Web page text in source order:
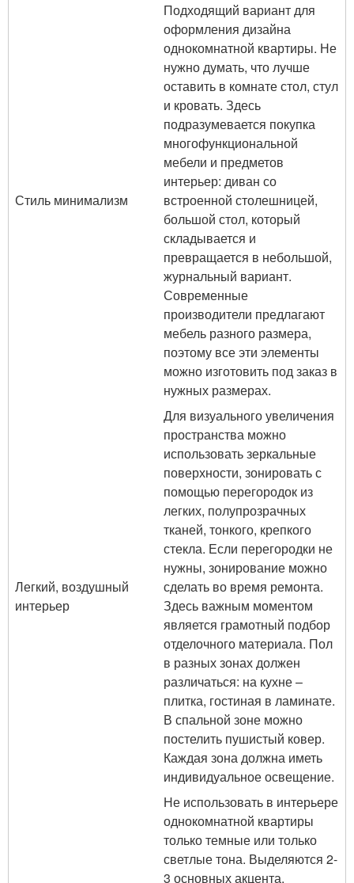
Стиль минимализм
Подходящий вариант для
оформления дизайна
однокомнатной квартиры. Не
нужно думать, что лучше
оставить в комнате стол, стул
и кровать. Здесь
подразумевается покупка
многофункциональной
мебели и предметов
интерьер: диван со
встроенной столешницей,
большой стол, который
складывается и
превращается в небольшой,
журнальный вариант.
Современные
производители предлагают
мебель разного размера,
поэтому все эти элементы
можно изготовить под заказ в
нужных размерах.
Легкий, воздушный
интерьер
Для визуального увеличения
пространства можно
использовать зеркальные
поверхности, зонировать с
помощью перегородок из
легких, полупрозрачных
тканей, тонкого, крепкого
стекла. Если перегородки не
нужны, зонирование можно
сделать во время ремонта.
Здесь важным моментом
является грамотный подбор
отделочного материала. Пол
в разных зонах должен
различаться: на кухне –
плитка, гостиная в ламинате.
В спальной зоне можно
постелить пушистый ковер.
Каждая зона должна иметь
индивидуальное освещение.
Не использовать в интерьере
однокомнатной квартиры
только темные или только
светлые тона. Выделяются 2-
3 основных акцента.